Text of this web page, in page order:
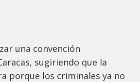
una convención
sugiriendo que la
porque los criminales ya no